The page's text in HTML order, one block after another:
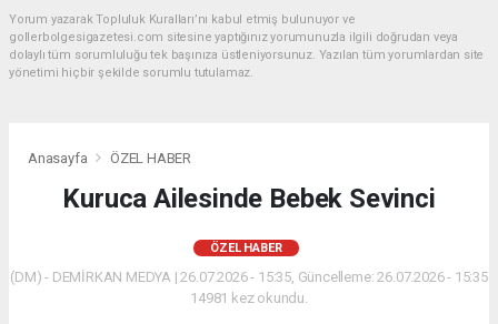
Yorum yazarak Topluluk Kuralları’nı kabul etmiş bulunuyor ve
gollerbolgesigazetesi.com sitesine yaptığınız yorumunuzla ilgili doğrudan veya
dolaylı tüm sorumluluğu tek başınıza üstleniyorsunuz. Yazılan tüm yorumlardan site
yönetimi hiçbir şekilde sorumlu tutulamaz.
Anasayfa ÖZEL HABER
Kuruca Ailesinde Bebek Sevinci
ÖZEL HABER
(DM) - DEMİRKAN MEDYA | 26.07.2026 - 15:35, Güncelleme: 26.07.2026 - 15:35
14981 kez okundu.